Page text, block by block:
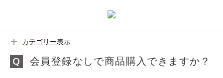
カテゴリー表示
会員登録なしで商品購入できますか？